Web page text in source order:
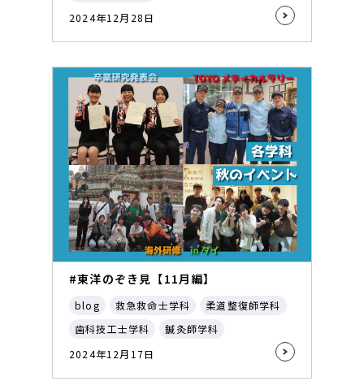
2024年12月28日
#東洋のぞき見【11月編】
blog 救急救命士学科
柔道整復師学科
歯科技工士学科
鍼灸師学科
2024年12月17日